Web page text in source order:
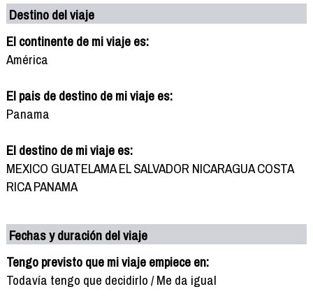
Destino del viaje
El continente de mi viaje es:
América
El pais de destino de mi viaje es:
Panama
El destino de mi viaje es:
MEXICO GUATELAMA EL SALVADOR NICARAGUA COSTA
RICA PANAMA
Fechas y duración del viaje
Tengo previsto que mi viaje empiece en:
Todavía tengo que decidirlo / Me da igual